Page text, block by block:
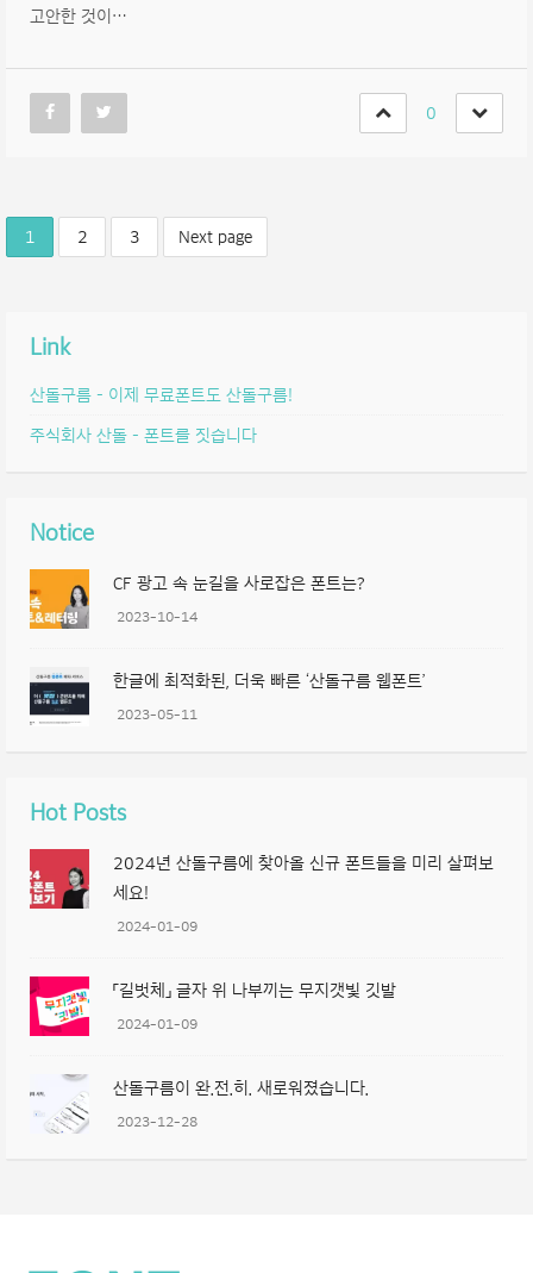
고안한 것이…
0
1 2 3 Next page
Link
산돌구름 – 이제 무료폰트도 산돌구름!
주식회사 산돌 – 폰트를 짓습니다
Notice
CF 광고 속 눈길을 사로잡은 폰트는?
2023-10-14
한글에 최적화된, 더욱 빠른 ‘산돌구름 웹폰트’
2023-05-11
Hot Posts
2024년 산돌구름에 찾아올 신규 폰트들을 미리 살펴보
세요!
2024-01-09
「길벗체」 글자 위 나부끼는 무지갯빛 깃발
2024-01-09
산돌구름이 완.전.히. 새로워졌습니다.
2023-12-28